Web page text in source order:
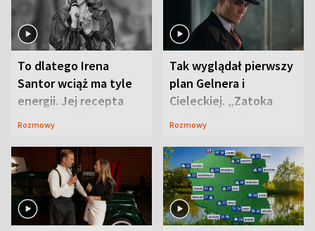
To dlatego Irena
Santor wciąż ma tyle
energii. Jej recepta
jest zaskakująco
Rozmowy
Tak wyglądał pierwszy
plan Gelnera i
Cieleckiej. „Zatoka
szpiegów” od razu ich
Rozmowy